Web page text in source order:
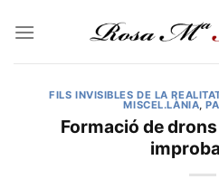
FILS INVISIBLES DE LA
MISCEL.LÀNIA,
Formació de